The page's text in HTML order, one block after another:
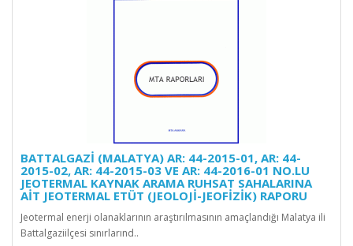
BATTALGAZİ (MALATYA) AR: 44-2015-01, AR: 44-
2015-02, AR: 44-2015-03 VE AR: 44-2016-01 NO.LU
JEOTERMAL KAYNAK ARAMA RUHSAT SAHALARINA
AİT JEOTERMAL ETÜT (JEOLOJİ-JEOFİZİK) RAPORU
Jeotermal enerji olanaklarının araştırılmasının amaçlandığı Malatya ili
Battalgaziilçesi sınırlarınd..